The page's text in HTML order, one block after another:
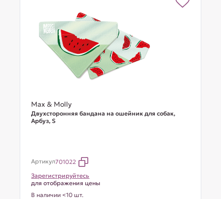
Max & Molly
Двухсторонняя бандана на ошейник для собак,
Арбуз, S
Артикул701022
Зарегистрируйтесь
для отображения цены
В наличии <10 шт.